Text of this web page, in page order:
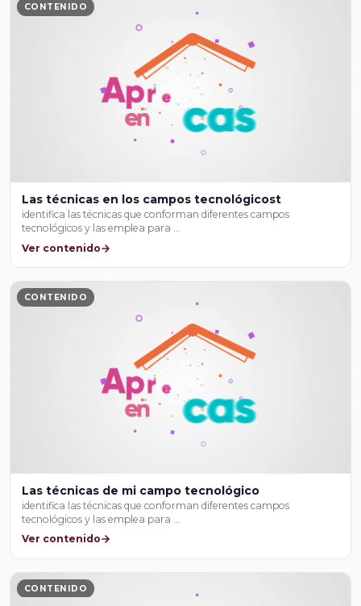
CONTENIDO
Las técnicas en los campos tecnológicost
identifica las técnicas que conforman diferentes campos
tecnológicos y las emplea para …
Ver contenido
CONTENIDO
Las técnicas de mi campo tecnológico
identifica las técnicas que conforman diferentes campos
tecnológicos y las emplea para …
Ver contenido
CONTENIDO